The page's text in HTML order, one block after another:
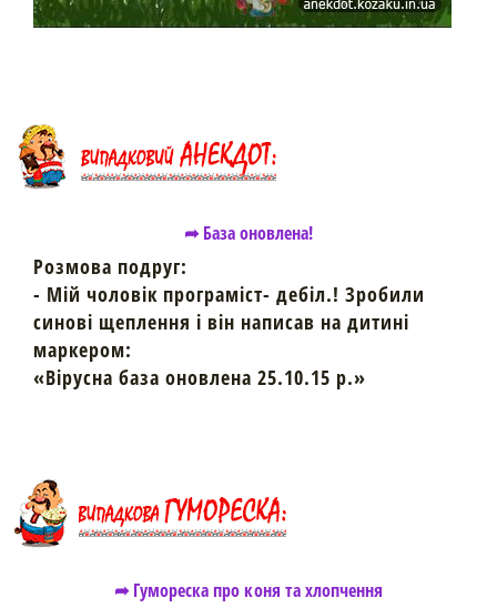
➦ База оновлена!
Розмова подруг:
- Мій чоловік програміст- дебіл.! Зробили
синові щеплення і він написав на дитині
маркером:
«Вірусна база оновлена 25.10.15 р.»
➦ Гумореска про коня та хлопчення